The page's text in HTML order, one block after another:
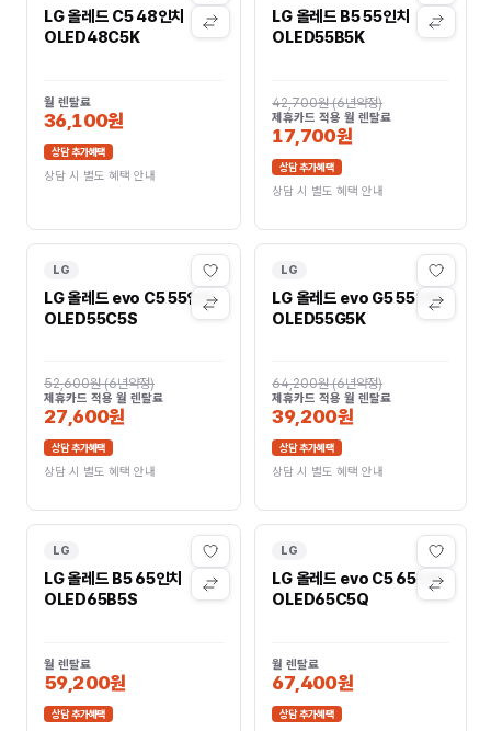
LG 올레드 C5 48인치
OLED48C5K
월 렌탈료
36,100원
상담 추가혜택
상담 시 별도 혜택 안내
LG 올레드 B5 55인치
OLED55B5K
42,700원(6년약정)
제휴카드 적용 월 렌탈료
17,700원
상담 추가혜택
상담 시 별도 혜택 안내
LG
LG 올레드 evo C5 55인치
OLED55C5S
52,600원(6년약정)
제휴카드 적용 월 렌탈료
27,600원
상담 추가혜택
상담 시 별도 혜택 안내
LG
LG 올레드 evo G5 55인치
OLED55G5K
64,200원(6년약정)
제휴카드 적용 월 렌탈료
39,200원
상담 추가혜택
상담 시 별도 혜택 안내
LG
LG 올레드 B5 65인치
OLED65B5S
월 렌탈료
59,200원
상담 추가혜택
LG
LG 올레드 evo C5 65인치
OLED65C5Q
월 렌탈료
67,400원
상담 추가혜택